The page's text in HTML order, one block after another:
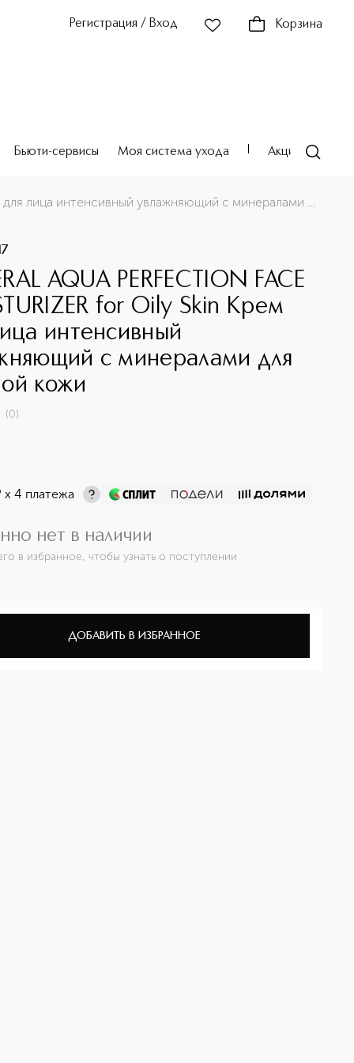
Регистрация / Вход Корзина
Бьюти-сервисы Моя система ухода Акции
для жирной кожи MINERAL AQUA PERFECTION FACE MOISTURIZER for Oily Skin Крем для лица интенсивный увлажняющий с минералами для жирной кожи
AQUA PERFECTION FACE
for Oily Skin Крем
интенсивный
с минералами для
кожи
(0)
х 4 платежа
нет в наличии
в избранное, чтобы узнать о поступлении
ДОБАВИТЬ В ИЗБРАННОЕ